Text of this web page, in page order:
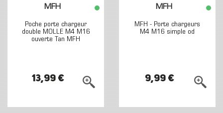
MFH
Poche porte chargeur
double MOLLE M4 M16
ouverte Tan MFH
13,99 €
MFH
MFH - Porte chargeurs
M4 M16 simple od
9,99 €